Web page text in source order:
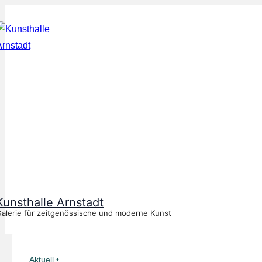
Zum
Inhalt
Arnstadt
für zeitgenössische und moderne Kunst
Aktuell